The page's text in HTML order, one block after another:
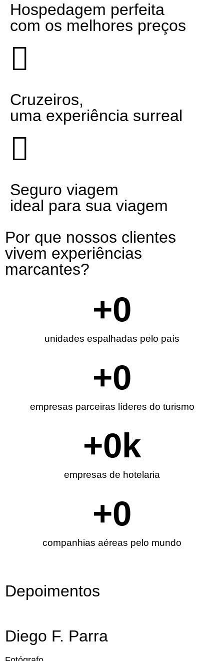
Hospedagem perfeita
com os melhores preços
Cruzeiros,
uma experiência surreal
Seguro viagem
ideal para sua viagem
Por que nossos clientes
vivem experiências
marcantes?
unidades espalhadas pelo país
+0
empresas parceiras líderes do turismo
+0
empresas de hotelaria
+0k
companhias aéreas pelo mundo
+0
Depoimentos
Diego F. Parra